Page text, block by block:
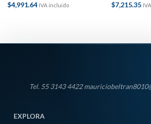
$4,991.64 IVA incluido $7,215.35
Tel. 55 3143 4422
EXPLORA